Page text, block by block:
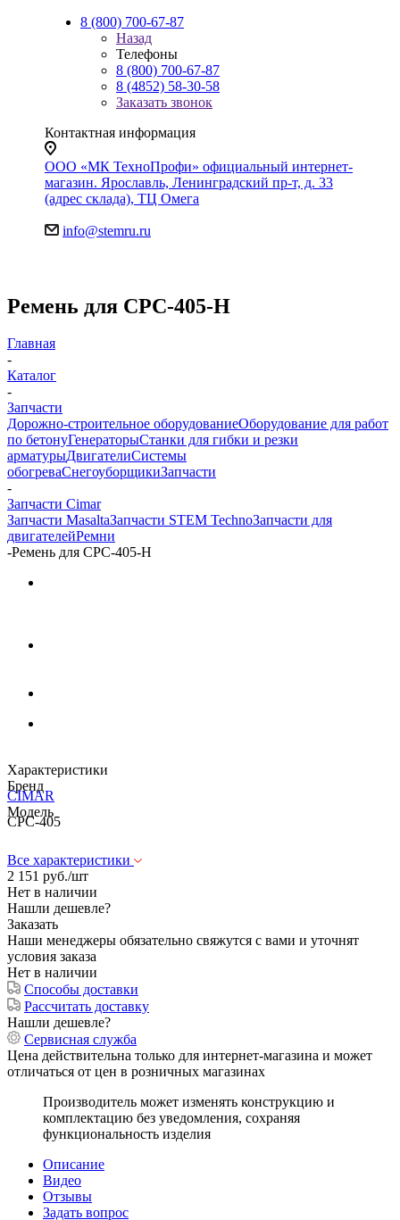
8 (800) 700-67-87
Назад
Телефоны
8 (800) 700-67-87
8 (4852) 58-30-58
Заказать звонок
Контактная информация
ООО «МК ТехноПрофи» официальный интернет-
магазин. Ярославль, Ленинградский пр-т, д. 33
(адрес склада), ТЦ Омега
info@stemru.ru
Ремень для CPC-405-H
Главная
-
Каталог
-
Запчасти
Дорожно-строительное оборудованиеОборудование для работ
по бетонуГенераторыСтанки для гибки и резки
арматурыДвигателиСистемы
обогреваСнегоуборщикиЗапчасти
-
Запчасти Cimar
Запчасти MasaltaЗапчасти STEM TechnoЗапчасти для
двигателейРемни
-Ремень для CPC-405-H
Характеристики
Бренд
CIMAR
Модель
CPC-405
Все характеристики
2 151 руб./шт
Нет в наличии
Нашли дешевле?
Заказать
Наши менеджеры обязательно свяжутся с вами и уточнят
условия заказа
Нет в наличии
Способы доставки
Рассчитать доставку
Нашли дешевле?
Сервисная служба
Цена действительна только для интернет-магазина и может
отличаться от цен в розничных магазинах
Производитель может изменять конструкцию и
комплектацию без уведомления, сохраняя
функциональность изделия
Описание
Видео
Отзывы
Задать вопрос